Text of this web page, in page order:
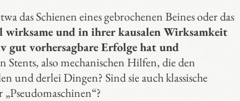
das Schienen eines gebrochenen Beines oder das
wirksame und in ihrer kausalen Wirksamkeit
gut vorhersagbare Erfolge hat und
Stents, also mechanischen Hilfen, die den
und derlei Dingen? Sind sie auch klassische